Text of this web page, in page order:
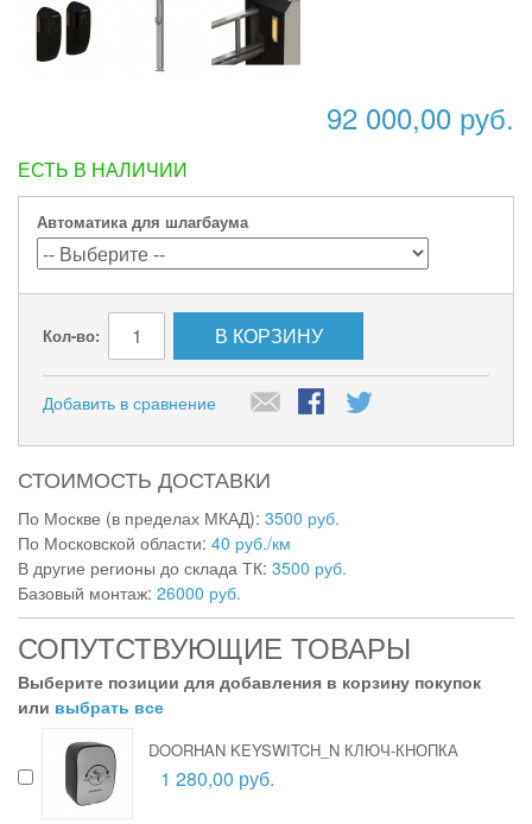
92 000,00 руб.
ЕСТЬ В НАЛИЧИИ
Автоматика для шлагбаума
Кол-во: В КОРЗИНУ
Добавить в сравнение
СТОИМОСТЬ ДОСТАВКИ
По Москве (в пределах МКАД): 3500 руб.
По Московской области: 40 руб./км
В другие регионы до склада ТК: 3500 руб.
Базовый монтаж: 26000 руб.
СОПУТСТВУЮЩИЕ ТОВАРЫ
Выберите позиции для добавления в корзину покупок
или выбрать все
DOORHAN KEYSWITCH_N КЛЮЧ-КНОПКА
1 280,00 руб.